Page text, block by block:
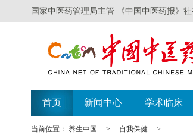
国家中医药管理局主管 《中国中医药报》
首页 新闻中心 学术临床
当前位置： 养生中国 > 自我保健 >